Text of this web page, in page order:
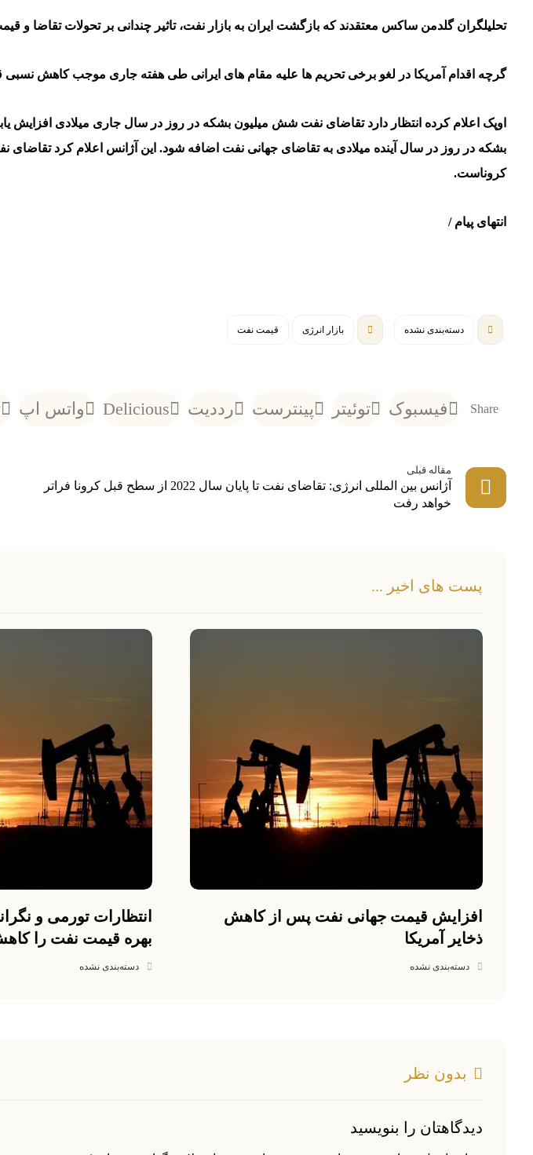
تحلیلگران گلدمن ساکس معتقدند که بازگشت ایران به بازار نفت، تاثیر چندانی بر تحولات تقاضا و
گرچه اقدام آمریکا در لغو برخی تحریم ها علیه مقام های ایرانی طی هفته جاری موجب کاهش
کروناست.
انتهای پیام /
دسته‌بندی نشده بازار انرژی قیمت نفت
فیسبوک توئیتر پینترست رددیت Delicious واتس اپ
مقاله قبلی
آژانس بین المللی انرژی: تقاضای نفت تا پایان سال 2022 از سطح قبل کرونا فراتر
خواهد رفت
پست های اخیر ...
افزایش قیمت جهانی نفت پس از کاهش
ذخایر آمریکا
دسته‌بندی نشده
انتظارات تورمی و
بهره قیمت نفت را
دسته‌بندی نشده
بدون نظر
دیدگاهتان را بنویسید